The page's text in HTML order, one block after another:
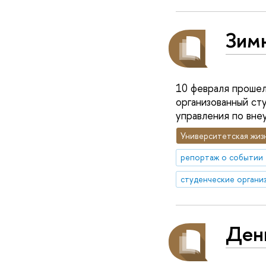
10 февраля
организованный
управления по
Университетская
репортаж о событии
студенческие